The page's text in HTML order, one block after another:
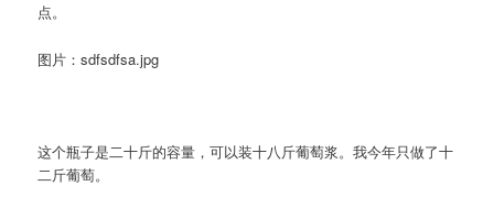
点。
图片：sdfsdfsa.jpg
这个瓶子是二十斤的容量，可以装十八斤葡萄浆。我今年只做了十
二斤葡萄。